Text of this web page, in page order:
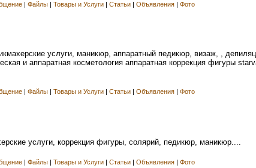
| Файлы | Товары и Услуги | Статьи | Объявления | Фото
услуги, маникюр, аппаратный педикюр, визаж, ,
и аппаратная косметология аппаратная коррекция фигуры
Файлы Товары и Услуги Статьи Объявления Фото
услуги, коррекция фигуры, солярий, педикюр, маникюр....
Файлы Товары и Услуги Статьи Объявления Фото